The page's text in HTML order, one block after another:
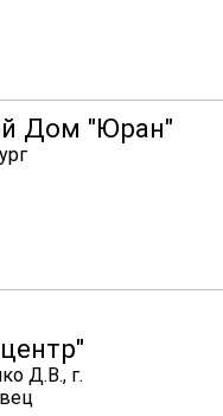
Дом "Юран"
Д.В., г.